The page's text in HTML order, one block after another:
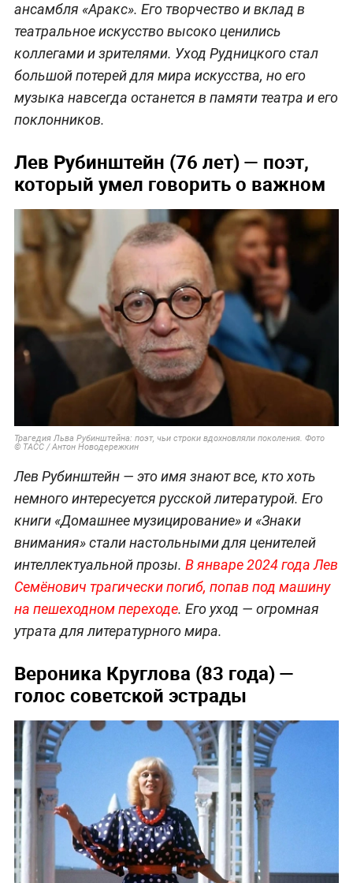
ансамбля «Аракс». Его творчество и вклад в
театральное искусство высоко ценились
коллегами и зрителями. Уход Рудницкого стал
большой потерей для мира искусства, но его
музыка навсегда останется в памяти театра и его
поклонников.
Лев Рубинштейн (76 лет) — поэт,
который умел говорить о важном
Трагедия Льва Рубинштейна: поэт, чьи строки вдохновляли поколения. Фото
© ТАСС / Антон Новодережкин
Лев Рубинштейн — это имя знают все, кто хоть
немного интересуется русской литературой. Его
книги «Домашнее музицирование» и «Знаки
внимания» стали настольными для ценителей
интеллектуальной прозы. В январе 2024 года Лев
Семёнович трагически погиб, попав под машину
на пешеходном переходе. Его уход — огромная
утрата для литературного мира.
Вероника Круглова (83 года) —
голос советской эстрады